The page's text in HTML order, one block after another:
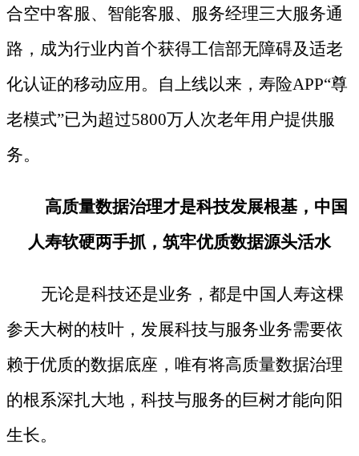
合空中客服、智能客服、服务经理三大服务通
路，成为行业内首个获得工信部无障碍及适老
化认证的移动应用。自上线以来，寿险APP“尊
老模式”已为超过5800万人次老年用户提供服
务。
高质量数据治理才是科技发展根基，中国
人寿软硬两手抓，筑牢优质数据源头活水
无论是科技还是业务，都是中国人寿这棵
参天大树的枝叶，发展科技与服务业务需要依
赖于优质的数据底座，唯有将高质量数据治理
的根系深扎大地，科技与服务的巨树才能向阳
生长。